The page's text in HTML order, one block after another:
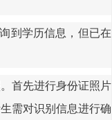
到学历信息，但已在
首先进行身份证照片
需对识别信息进行确